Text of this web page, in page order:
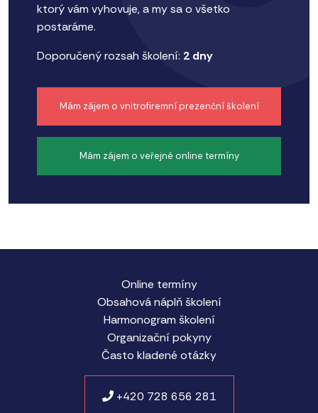
ktorý vám vyhovuje, a my sa o všetko
postaráme.
Doporučený rozsah školení: 2 dny
Mám zájem o vnitrofiremní prezenční školení
Mám zájem o veřejné online termíny
Online termíny
Obsahová náplň školení
Harmonogram školení
Organizační pokyny
Často kladené otázky
+420 728 656 281